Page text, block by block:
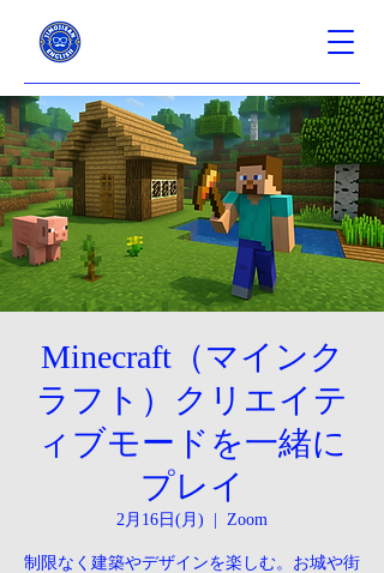
Minecraft（マインク
ラフト）クリエイテ
ィブモードを一緒に
プレイ
2月16日(月) Zoom
制限なく建築やデザインを楽しむ。お城や街